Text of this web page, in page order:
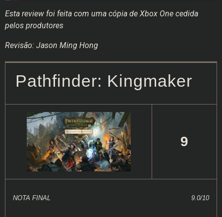
Esta review foi feita com uma cópia de Xbox One cedida
pelos produtores
Revisão: Jason Ming Hong
Pathfinder: Kingmaker
9
NOTA FINAL 9.0/10